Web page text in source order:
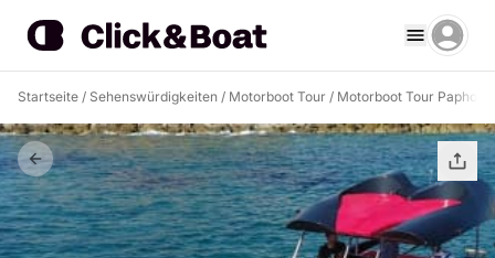
Startseite / Sehenswürdigkeiten / Motorboot Tour / Motorboot Tour Paphos